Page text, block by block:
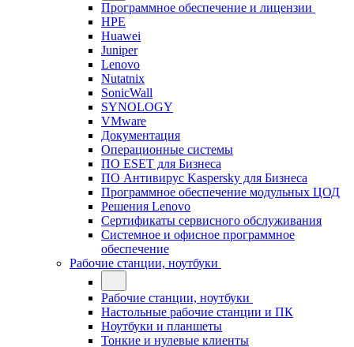
Программное обеспечение и лицензии
HPE
Huawei
Juniper
Lenovo
Nutatnix
SonicWall
SYNOLOGY
VMware
Документация
Операционные системы
ПО ESET для Бизнеса
ПО Антивирус Kaspersky для Бизнеса
Программное обеспечение модульных ЦОД
Решения Lenovo
Сертификаты сервисного обслуживания
Системное и офисное программное
обеспечение
Рабочие станции, ноутбуки
Рабочие станции, ноутбуки
Настольные рабочие станции и ПК
Ноутбуки и планшеты
Тонкие и нулевые клиенты